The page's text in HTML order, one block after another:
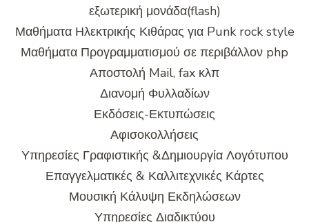
εξωτερική μονάδα(flash)
Μαθήματα Ηλεκτρικής Κιθάρας για Punk rock style
Μαθήματα Προγραμματισμού σε περιβάλλον php
Αποστολή Mail, fax κλπ
Διανομή Φυλλαδίων
Εκδόσεις-Εκτυπώσεις
Αφισοκολλήσεις
Υπηρεσίες Γραφιστικής &Δημιουργία Λογότυπου
Επαγγελματικές & Καλλιτεχνικές Κάρτες
Μουσική Κάλυψη Εκδηλώσεων
Υπηρεσίες Διαδικτύου